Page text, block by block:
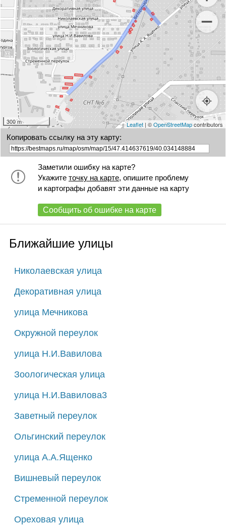
300 m Leaflet| ©OpenStreetMapcontributors
Копировать ссылку на эту карту:
Заметили ошибку на карте?
Укажите точку на карте, опишите проблему
и картографы добавят эти данные на карту
Сообщить об ошибке на карте
Ближайшие улицы
Николаевская улица
Декоративная улица
улица Мечникова
Окружной переулок
улица Н.И.Вавилова
Зоологическая улица
улица Н.И.Вавилова3
Заветный переулок
Ольгинский переулок
улица А.А.Ященко
Вишневый переулок
Стременной переулок
Ореховая улица